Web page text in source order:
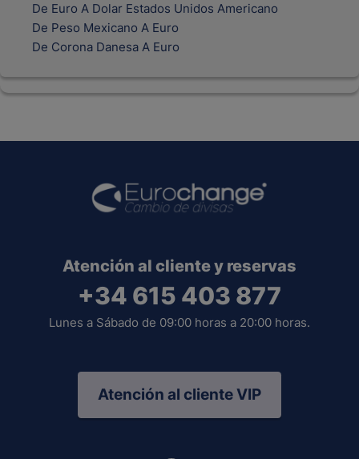
De Euro A Dolar Estados Unidos Americano
De Peso Mexicano A Euro
De Corona Danesa A Euro
Atención al cliente y reservas
+34 615 403 877
Lunes a Sábado de 09:00 horas a 20:00 horas.
Atención al cliente VIP